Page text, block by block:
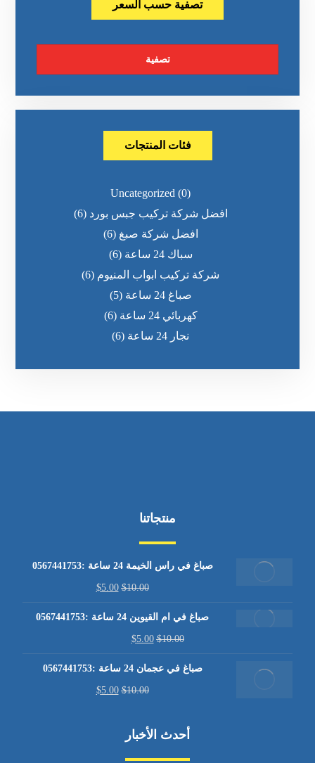
تصفية حسب السعر
تصفية
فئات المنتجات
Uncategorized (0)
افضل شركة تركيب جبس بورد (6)
افضل شركة صبغ (6)
سباك 24 ساعة
(6)
شركة تركيب ابواب المنيوم (6)
صباغ 24 ساعة
(5)
كهربائي 24 ساعة
(6)
نجار 24 ساعة
(6)
منتجاتنا
صباغ في راس الخيمة 24 ساعة :0567441753
$10.00
$5.00
صباغ في ام القيوين 24 ساعة :0567441753
$10.00
$5.00
صباغ في عجمان 24 ساعة :0567441753
$10.00
$5.00
أحدث الأخبار